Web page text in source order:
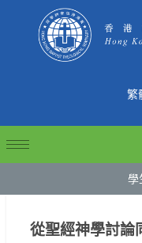
繁
學
從聖經神學討論